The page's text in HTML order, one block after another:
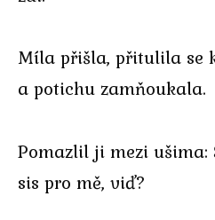
Míla přišla, přitulila se
a potichu zamňoukala.
Pomazlil ji mezi
sis pro mě, viď?